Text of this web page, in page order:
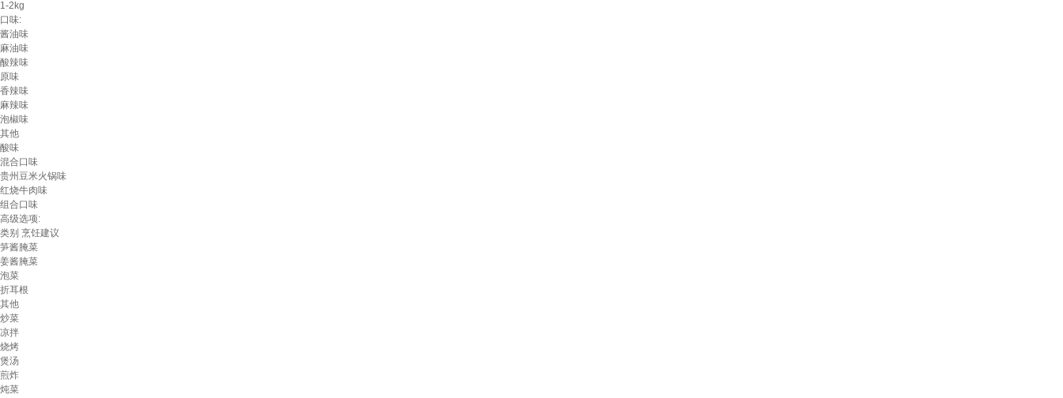
1-2kg
口味:
酱油味
麻油味
酸辣味
原味
香辣味
麻辣味
泡椒味
其他
酸味
混合口味
贵州豆米火锅味
红烧牛肉味
组合口味
高级选项:
类别 烹饪建议
笋酱腌菜
姜酱腌菜
泡菜
折耳根
其他
炒菜
凉拌
烧烤
煲汤
煎炸
炖菜